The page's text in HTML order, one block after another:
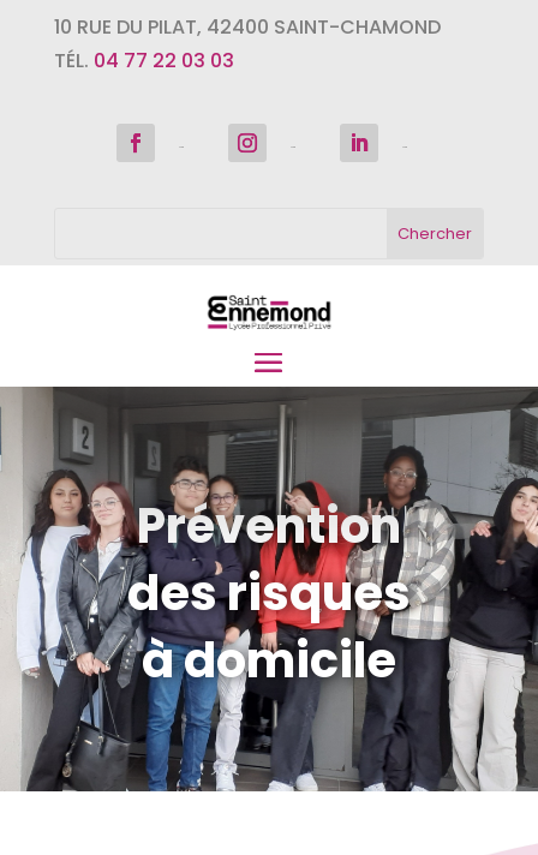
10 RUE DU PILAT, 42400 SAINT-CHAMOND
TÉL. 04 77 22 03 03
Prévention
des risques
à domicile